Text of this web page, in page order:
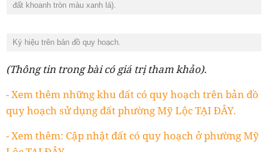
đất khoanh tròn màu xanh lá).
Ký hiệu trên bản đồ quy hoạch.
(Thông tin trong bài có giá trị tham khảo).
- Xem thêm những khu đất có quy hoạch trên bản đồ
quy hoạch sử dụng đất phường Mỹ Lộc TẠI ĐÂY.
- Xem thêm: Cập nhật đất có quy hoạch ở phường Mỹ